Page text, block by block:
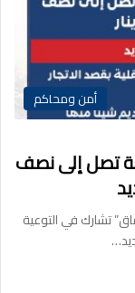
أمن ومحاكم
تصل إلى نصف
تشارك في التوعية